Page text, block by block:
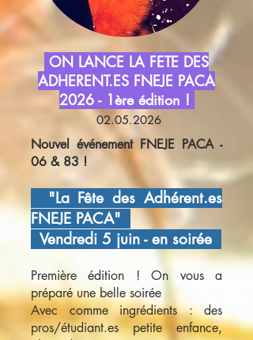
ON LANCE LA FETE DES
ADHERENT.ES FNEJE PACA
2026 - 1ère édition !
02.05.2026
Nouvel événement FNEJE PACA -
06 & 83 !
"La Fête des Adhérent.es
FNEJE PACA"
Vendredi 5 juin - en soirée
Première édition ! On vous a
préparé une belle soirée
Avec comme ingrédients : des
pros/étudiant.es petite enfance,